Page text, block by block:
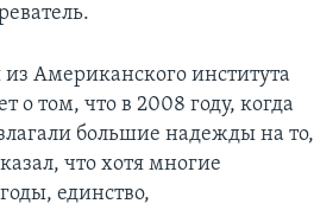
Американского института
том, что в 2008 году, когда
большие надежды на то,
что хотя многие
единство,